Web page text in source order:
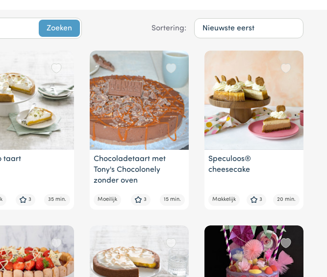
Zoeken Sortering:
taart
3 35 min.
Chocoladetaart met
Tony's Chocolonely
zonder oven
Moeilijk 3 15 min.
Speculoos®
cheesecake
Makkelijk 3 20 min.